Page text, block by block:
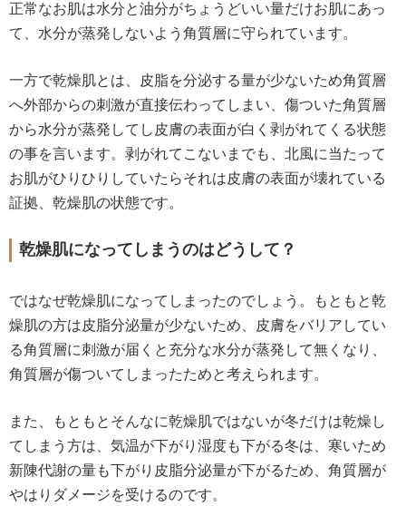
正常なお肌は水分と油分がちょうどいい量だけお肌にあっ
て、水分が蒸発しないよう角質層に守られています。
一方で乾燥肌とは、皮脂を分泌する量が少ないため角質層
へ外部からの刺激が直接伝わってしまい、傷ついた角質層
から水分が蒸発してし皮膚の表面が白く剥がれてくる状態
の事を言います。剥がれてこないまでも、北風に当たって
お肌がひりひりしていたらそれは皮膚の表面が壊れている
証拠、乾燥肌の状態です。
乾燥肌になってしまうのはどうして？
ではなぜ乾燥肌になってしまったのでしょう。もともと乾
燥肌の方は皮脂分泌量が少ないため、皮膚をバリアしてい
る角質層に刺激が届くと充分な水分が蒸発して無くなり、
角質層が傷ついてしまったためと考えられます。
また、もともとそんなに乾燥肌ではないが冬だけは乾燥し
てしまう方は、気温が下がり湿度も下がる冬は、寒いため
新陳代謝の量も下がり皮脂分泌量が下がるため、角質層が
やはりダメージを受けるのです。